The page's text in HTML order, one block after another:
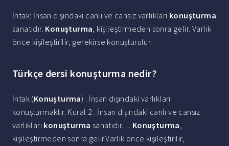
İntak: İnsan dışındaki canlı ve cansız varlıkları konuşturma
sanatıdır. Konuşturma, kişileştirmeden sonra gelir. Varlık
önce kişileştirilir, gerekirse konuşturulur.
Türkçe dersi konuşturma nedir?
İntak (Konuşturma) : İnsan dışındaki varlıkları
konuşturmaktır. Kural 2 : İnsan dışındaki canlı ve cansız
varlıkları konuşturma sanatıdır. ... Konuşturma,
kişileştirmeden sonra gelir.Varlık önce kişileştirilir,